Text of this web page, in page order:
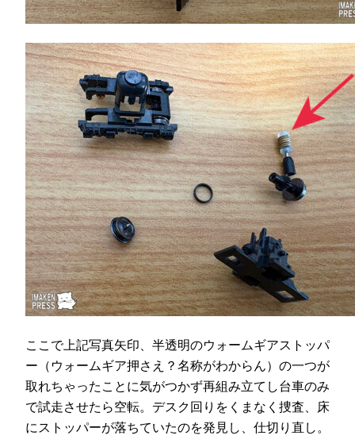
ここで上記写真矢印、半透明のウォームギアストッパ
ー（ウォームギア押さえ？名称がわからん）の一つが
取れちゃったことに気がつかず再組み立てし台車のみ
で試走させたら空転。デスク回りをくまなく捜査、床
にストッパーが落ちていたのを発見し、仕切り直し。